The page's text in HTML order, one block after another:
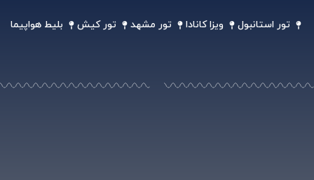
تور استانبول ویزا کانادا تور مشهد تور کیش بلیط هواپیما